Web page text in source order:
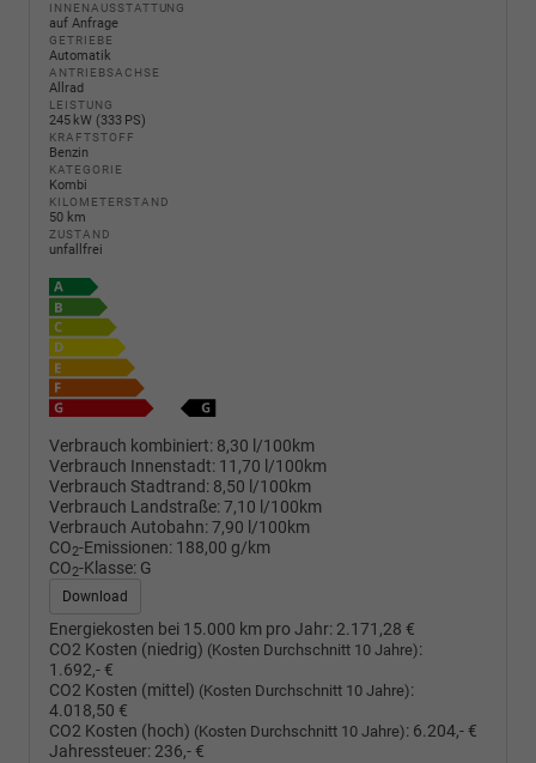
INNENAUSSTATTUNG
auf Anfrage
GETRIEBE
Automatik
ANTRIEBSACHSE
Allrad
LEISTUNG
245 kW (333 PS)
KRAFTSTOFF
Benzin
KATEGORIE
Kombi
KILOMETERSTAND
50 km
ZUSTAND
unfallfrei
Verbrauch kombiniert: 8,30 l/100km
Verbrauch Innenstadt: 11,70 l/100km
Verbrauch Stadtrand: 8,50 l/100km
Verbrauch Landstraße:7,10 l/100km
Verbrauch Autobahn:7,90 l/100km
CO2-Emissionen: 188,00 g/km
CO2-Klasse: G
Download
Energiekosten bei 15.000 km pro Jahr: 2.171,28 €
CO2 Kosten (niedrig) (Kosten Durchschnitt 10 Jahre):
1.692,- €
CO2 Kosten (mittel) (Kosten Durchschnitt 10 Jahre):
4.018,50 €
CO2 Kosten (hoch) (Kosten Durchschnitt 10 Jahre): 6.204,- €
Jahressteuer: 236,- €